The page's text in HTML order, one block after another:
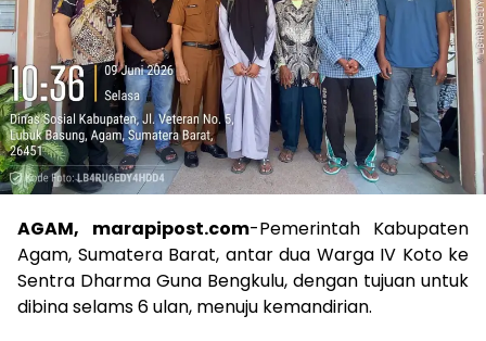
AGAM, marapipost.com-Pemerintah Kabupaten
Agam, Sumatera Barat, antar dua Warga IV Koto ke
Sentra Dharma Guna Bengkulu, dengan tujuan untuk
dibina selams 6 ulan, menuju kemandirian.